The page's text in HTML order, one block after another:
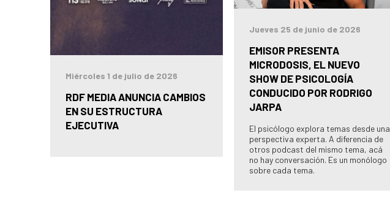
Miércoles 1 de julio de 2026
RDF MEDIA ANUNCIA CAMBIOS
EN SU ESTRUCTURA
EJECUTIVA
Jueves 25 de junio de 2026
EMISOR PRESENTA
MICRODOSIS, EL NUEVO
SHOW DE PSICOLOGÍA
CONDUCIDO POR RODRIGO
JARPA
El psicólogo explora temas desde una
perspectiva experta. A diferencia de
otros podcast del mismo tema, acá
no hay conversación. Es un monólogo
sobre cada tema.